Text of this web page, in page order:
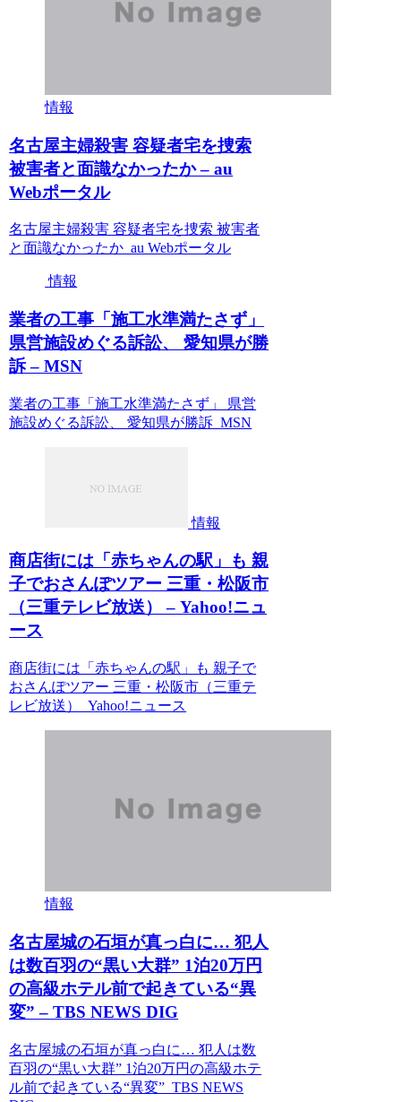
情報
名古屋主婦殺害 容疑者宅を捜索
被害者と面識なかったか – au
Webポータル
名古屋主婦殺害 容疑者宅を捜索 被害者
と面識なかったか au Webポータル
情報
業者の工事「施工水準満たさず」
県営施設めぐる訴訟、 愛知県が勝
訴 – MSN
業者の工事「施工水準満たさず」 県営
施設めぐる訴訟、 愛知県が勝訴 MSN
情報
商店街には「赤ちゃんの駅」も 親
子でおさんぽツアー 三重・松阪市
（三重テレビ放送） – Yahoo!ニュ
ース
商店街には「赤ちゃんの駅」も 親子で
おさんぽツアー 三重・松阪市（三重テ
レビ放送） Yahoo!ニュース
情報
名古屋城の石垣が真っ白に… 犯人
は数百羽の“黒い大群” 1泊20万円
の高級ホテル前で起きている“異
変” – TBS NEWS DIG
名古屋城の石垣が真っ白に… 犯人は数
百羽の“黒い大群” 1泊20万円の高級ホテ
ル前で起きている“異変” TBS NEWS